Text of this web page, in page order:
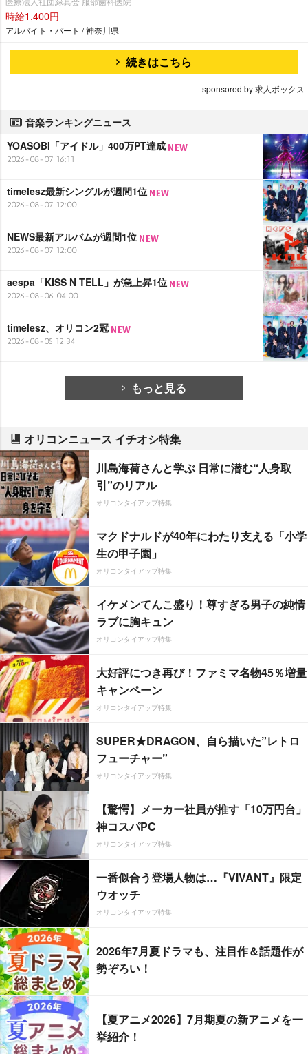
時給1,400円
アルバイト・パート / 神奈川県
続きはこちら
sponsored by 求人ボックス
音楽ランキングニュース
YOASOBI「アイドル」400万PT達成
2026-08-07 16:11
timelesz最新シングルが週間1位
2026-08-07 12:00
NEWS最新アルバムが週間1位
2026-08-07 12:00
aespa「KISS N TELL」が急上昇1位
2026-08-06 04:00
timelesz、オリコン2冠
2026-08-05 12:34
もっと見る
オリコンニュース イチオシ特集
川島海荷さんと学ぶ 日常に潜む“人身取
引”のリアル
オリコンタイアップ特集
マクドナルドが40年にわたり支える「小学
生の甲子園」
オリコンタイアップ特集
イケメンてんこ盛り！尊すぎる男子の純情
ラブに胸キュン
オリコンタイアップ特集
大好評につき再び！ファミマ名物45％増量
キャンペーン
オリコンタイアップ特集
SUPER★DRAGON、自ら描いた”レトロ
フューチャー”
オリコンタイアップ特集
【驚愕】メーカー社員が推す「10万円台」
神コスパPC
オリコンタイアップ特集
一番似合う登場人物は…『VIVANT』限定
ウオッチ
オリコンタイアップ特集
2026年7月夏ドラマも、注目作＆話題作が
勢ぞろい！
【夏アニメ2026】7月期夏の新アニメを一
挙紹介！